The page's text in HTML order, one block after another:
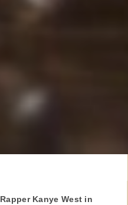
Rapper Kanye West in